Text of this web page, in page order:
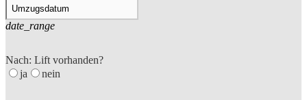
date_range
Nach: Lift vorhanden?
ja
nein